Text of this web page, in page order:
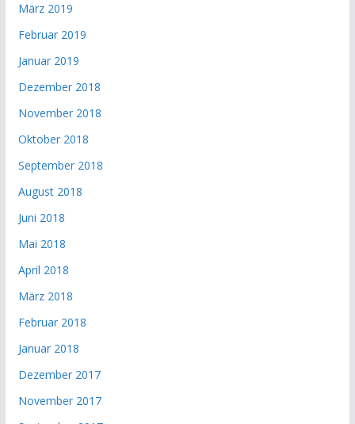
März 2019
Februar 2019
Januar 2019
Dezember 2018
November 2018
Oktober 2018
September 2018
August 2018
Juni 2018
Mai 2018
April 2018
März 2018
Februar 2018
Januar 2018
Dezember 2017
November 2017